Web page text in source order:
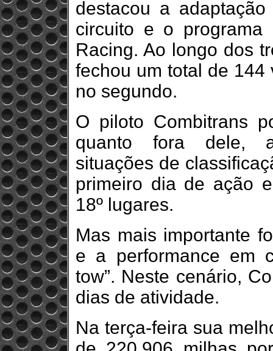
destacou a
circuito e o
Racing. Ao longo dos
fechou um total de
no segundo.
O piloto Combitrans
quanto fora dele,
situações de
primeiro dia de ação
18º lugares.
Mas mais importante
e a performance em
tow”. Neste cenário,
dias de atividade.
Na terça-feira sua